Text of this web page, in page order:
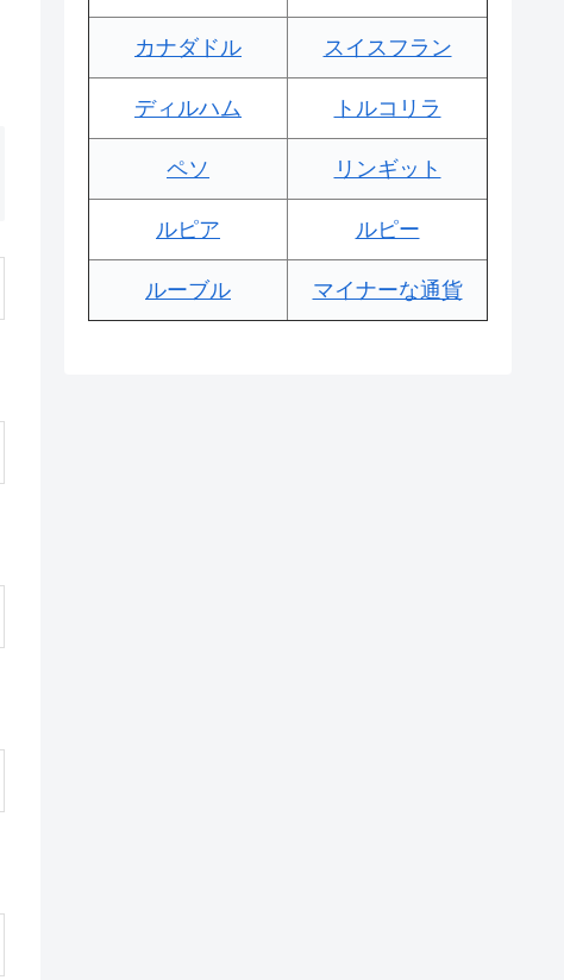
カナダドル スイスフラン
ディルハム トルコリラ
ペソ リンギット
ルピア ルピー
ルーブル マイナーな通貨